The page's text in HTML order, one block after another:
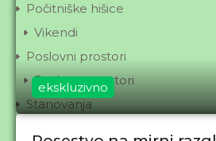
ekskluzivno
Počitniške hišice
Vikendi
Poslovni prostori
Poslovni prostori
Stanovanja